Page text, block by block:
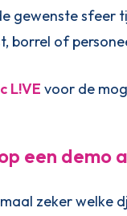
gewenste sfeer
borrel of
L!VE voor de
een demo
zeker welke